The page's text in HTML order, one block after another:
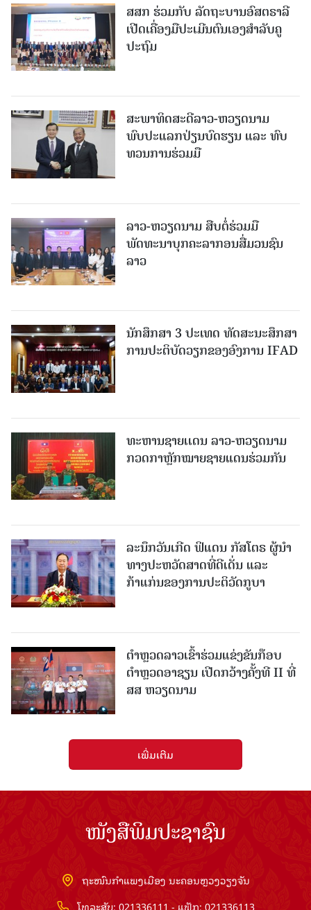
ສສກ ຮ່ວມກັບ ລັດຖະບານອົສຕຣາລີ
ເປີດເຄື່ອງມືປະເມີນຕົນເອງສຳລັບຄູ
ປະຖົມ
ສະພາທິດສະດີລາວ-ຫວຽດນາມ
ພົບປະແລກປ່ຽນບົດຮຽນ ແລະ ທົບ
ທວນການຮ່ວມມື
ລາວ-ຫວຽດ​ນາມ ສືບ​ຕໍ່​ຮ່ວມ​ມື
ພັດທະນາບຸກຄະລາກອນສື່ມວນຊົນ
ລາວ
ນັກສຶກສາ 3 ປະເທດ ທັດ​ສະ​ນະ​ສຶກ​ສາ
ການປະຕິບັດວຽກຂອງອົງການ IFAD
ທະຫານຊາຍເເດນ ລາວ-ຫວຽດນາມ
ກວດກາຫຼັກໝາຍຊາຍແດນຮ່ວມກັນ
ລະນຶກວັນເກີດ ຟິແດນ ກັສໂຕຣ ຜູ້ນຳ
ທາງປະຫວັດສາດທີ່ດີເດັ່ນ ແລະ
ກ້າແກ່ນຂອງການປະຕິວັດກູບາ
ຕຳຫຼວດລາວເຂົ້າຮ່ວມແຂ່ງຂັນກ໊ອບ
ຕຳຫຼວດອາຊຽນ ເປີດກວ້າງຄັ້ງທີ II ທີ່
ສສ ຫວຽດນາມ
ເພີ່ມເຕີມ
ໜັງສືພິມປະຊາຊົນ
ຖະໜົນກຳແພງເມືອງ ນະຄອນຫຼວງວຽງຈັນ
ໂທລະສັບ: 021336111 - ແຟັກ: 021336113